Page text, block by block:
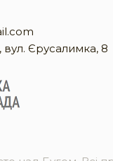
вул. Єрусалимка, 8